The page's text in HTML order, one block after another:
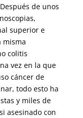
de unos
superior e
misma
colitis
vez en la que
cáncer de
todo esto ha
y miles de
asesinado con